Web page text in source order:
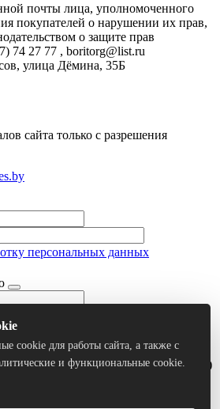
почты лица, уполномоченного
покупателей о нарушении их прав,
о защите прав
74 27 77 , boritorg@list.ru
улица Дёмина, 35Б
сайта только с разрешения
персональных данных
персональных данных
Умный поиск(тестовый режим)
cookie для работы сайта, а также с
и функциональные cookie.